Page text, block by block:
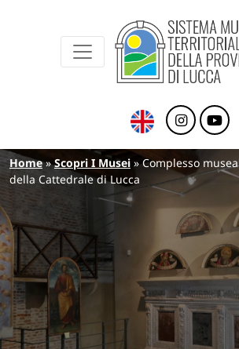
Sistema Museale
Briciole di pane
Home Scopri I Musei Complesso
della Cattedrale di Lucca